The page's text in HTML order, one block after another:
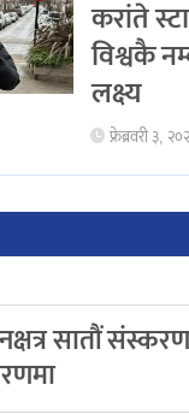
करांते
विश्वकै
लक्ष्य
फ्रेब्रवरी ३,
नक्षत्र सातौं